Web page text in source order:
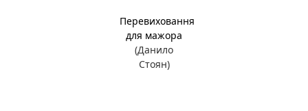
Перевиховання
для мажора
(Данило
Стоян)